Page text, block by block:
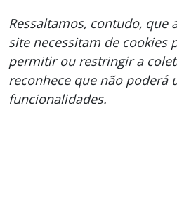
Ressaltamos, contudo, que
site necessitam de cookies
permitir ou restringir a
reconhece que não poderá
funcionalidades.